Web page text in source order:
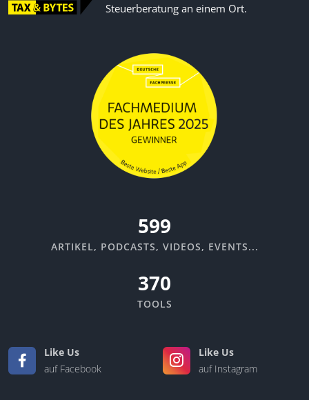
Steuerberatung an einem Ort.
670
ARTIKEL, PODCASTS, VIDEOS, EVENTS...
370
TOOLS
Like Us
auf Facebook
Like Us
auf Instagram